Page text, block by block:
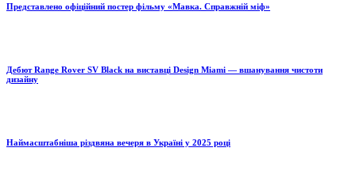
Представлено офіційний постер фільму «Мавка. Справжній міф»
Дебют Range Rover SV Black на виставці Design Miami — вшанування чистоти
дизайну
Наймасштабніша різдвяна вечеря в Україні у 2025 році